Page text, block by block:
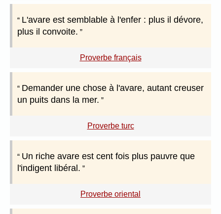
L'avare est semblable à l'enfer : plus il dévore,
plus il convoite.
Proverbe français
Demander une chose à l'avare, autant creuser
un puits dans la mer.
Proverbe turc
Un riche avare est cent fois plus pauvre que
l'indigent libéral.
Proverbe oriental